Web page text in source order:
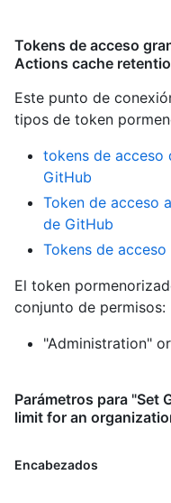
Tokens de acceso
Actions cache
Este punto de
tipos de token
tokens de acceso
GitHub
Token de acceso
de GitHub
Tokens de
El token
conjunto de permisos:
"Administration"
Parámetros para "Set
limit for an
Encabezados